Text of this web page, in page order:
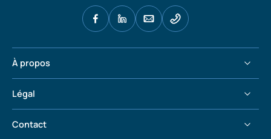
À propos
Légal
Contact